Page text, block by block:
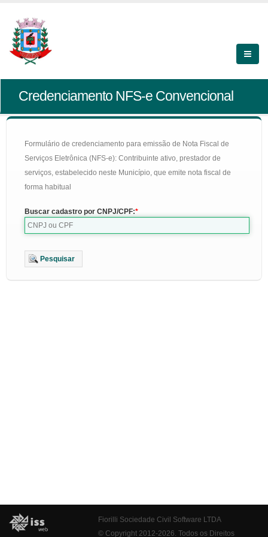
Credenciamento NFS-e Convencional
Formulário de credenciamento para emissão de Nota Fiscal de
Serviços Eletrônica (NFS-e): Contribuinte ativo, prestador de
serviços, estabelecido neste Município, que emite nota fiscal de
forma habitual
Buscar cadastro por CNPJ/CPF:
Pesquisar
Fiorilli Sociedade Civil Software LTDA
© Copyright 2012-2026. Todos os Direitos